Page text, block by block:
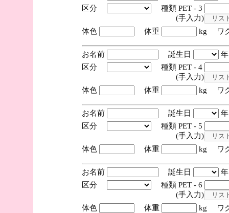
区分
種類 PET - 3
(手入力)
体色
体重 kg ワ
お名前 誕生日
区分
種類 PET - 4
(手入力)
体色
体重 kg ワ
お名前 誕生日
区分
種類 PET - 5
(手入力)
体色
体重 kg ワ
お名前 誕生日
区分
種類 PET - 6
(手入力)
体色
体重 kg ワ